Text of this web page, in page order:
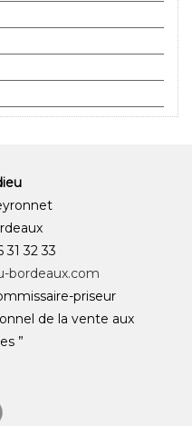
31 32 33
bordeaux.com
priseur
de la vente aux
”